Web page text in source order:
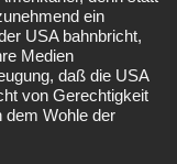
ein
USA bahnbricht,
Medien
daß die USA
von Gerechtigkeit
dem Wohle der